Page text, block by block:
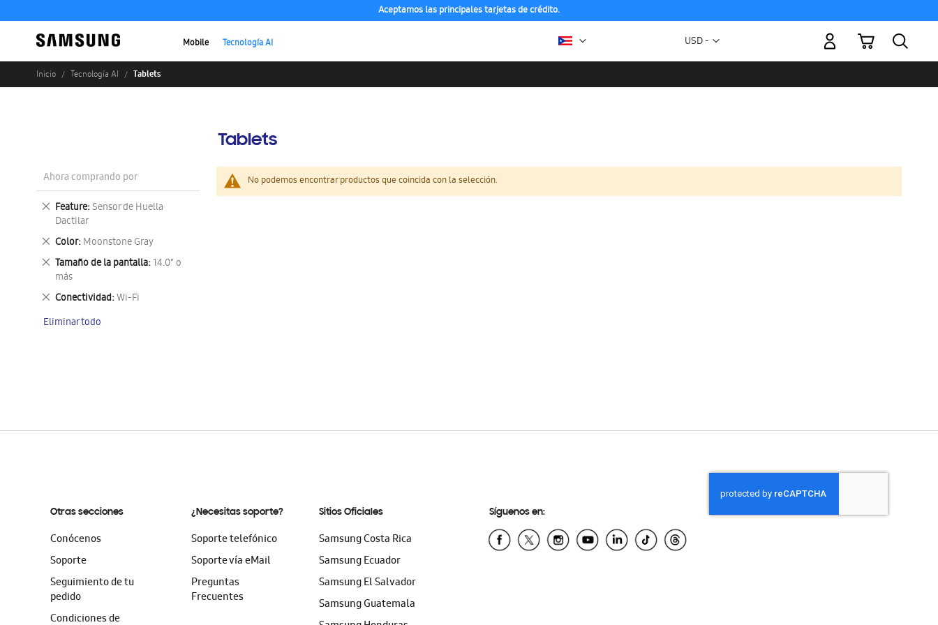
Aceptamos las principales tarjetas de crédito.
Mobile Tecnología AI Moneda
USD -
Mi carrito
Inicio Tecnología AI Tablets
Tablets
No podemos encontrar productos que coincida con la selección.
Ahora comprando por
Feature Sensor de Huella
Dactilar
Eliminar
este
artículo
Color Moonstone Gray
Eliminar
este
artículo
Tamaño de la pantalla 14.0" o
más
Eliminar
este
artículo
Conectividad Wi-Fi
Eliminar
artículo
Eliminar todo
Otras secciones
Conócenos
Soporte
Seguimiento de tu
pedido
Condiciones de
¿Necesitas soporte?
Soporte telefónico
Soporte vía eMail
Preguntas
Frecuentes
Sitios Oficiales
Samsung Costa Rica
Samsung Ecuador
Samsung El Salvador
Samsung Guatemala
Síguenos en: